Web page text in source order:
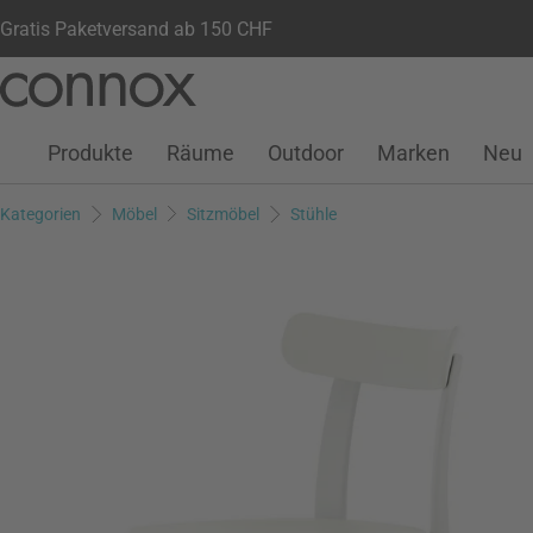
Gratis Paketversand ab 150 CHF
Seiteninhalt
Suchfeld
Kundenkonto
Wunschliste
Warenkorb
Produkte Räume Outdoor Marken Neu
Kategorien Möbel Sitzmöbel Stühle